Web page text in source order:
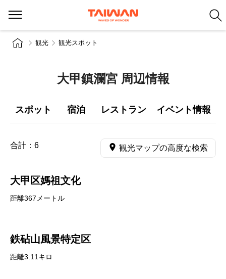
観光 観光スポット
大甲鎮瀾宮 周辺情報
スポット 宿泊 レストラン イベント情報
合計： 6 観光マップの高度な検索
大甲区媽祖文化
距離367メートル
鉄砧山風景特定区
距離3.11キロ